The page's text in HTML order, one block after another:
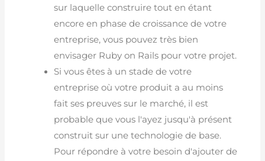
sur laquelle construire tout en étant
encore en phase de croissance de votre
entreprise, vous pouvez très bien
envisager Ruby on Rails pour votre projet.
Si vous êtes à un stade de votre
entreprise où votre produit a au moins
fait ses preuves sur le marché, il est
probable que vous l'ayez jusqu'à présent
construit sur une technologie de base.
Pour répondre à votre besoin d'ajouter de